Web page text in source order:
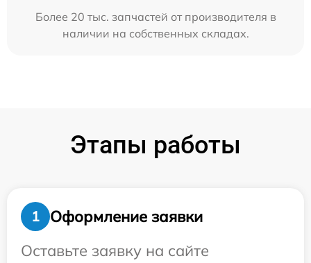
Более 20 тыс. запчастей от производителя в
наличии на собственных складах.
Этапы работы
1
Оформление заявки
Оставьте заявку на сайте